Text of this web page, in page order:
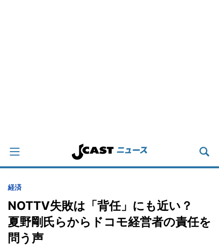
経済
NOTTV失敗は「背任」にも近い？
夏野剛氏らからドコモ経営者の責任を
問う声